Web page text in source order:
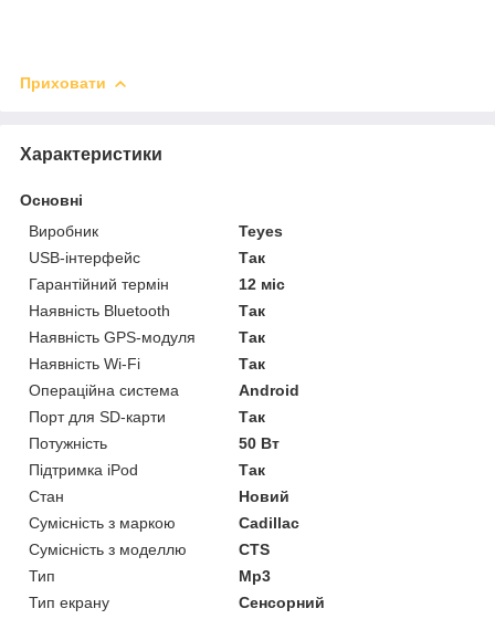
Приховати
Характеристики
Основні
Виробник
Teyes
USB-інтерфейс
Так
Гарантійний термін
12 міс
Наявність Bluetooth
Так
Наявність GPS-модуля
Так
Наявність Wi-Fi
Так
Операційна система
Android
Порт для SD-карти
Так
Потужність
50 Вт
Підтримка iPod
Так
Стан
Новий
Сумісність з маркою
Cadillac
Сумісність з моделлю
CTS
Тип
Mp3
Тип екрану
Сенсорний